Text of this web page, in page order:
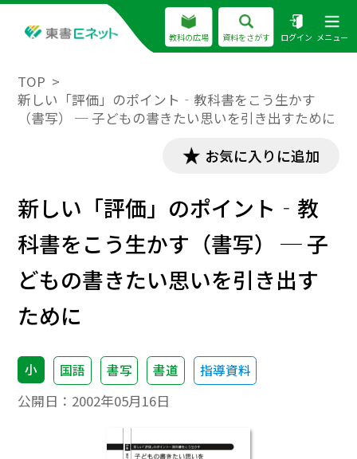
教科の広場 資料をさがす ログイン メニュー
TOP
新しい「評価」のポイント‐教科書をこう生かす
（書写） ─ 子どもの書きたい思いを引き出すために
お気に入りに追加
新しい「評価」のポイント‐教
科書をこう生かす（書写） ─ 子
どもの書きたい思いを引き出す
ために
小 国語 書写 書道 指導資料
公開日： 2002年05月16日